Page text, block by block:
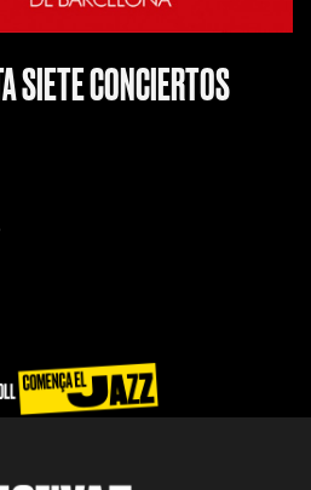
SIETE CONCIERTOS